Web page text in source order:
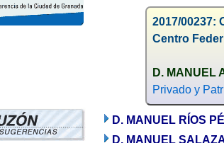
2017/00237:
Centro
D. MANUEL
Privado y
D. MANUEL RÍOS
D. MANUEL